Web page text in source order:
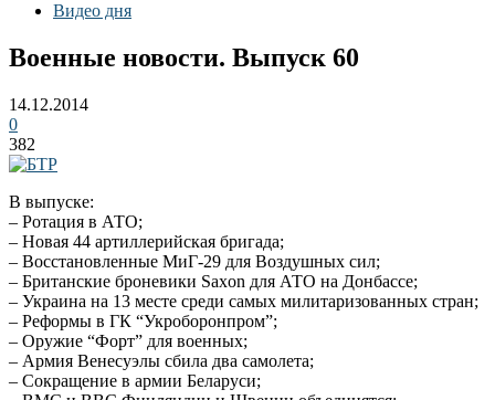
Видео дня
Военные новости. Выпуск 60
14.12.2014
0
382
В выпуске:
– Ротация в АТО;
– Новая 44 артиллерийская бригада;
– Восстановленные МиГ-29 для Воздушных сил;
– Британские броневики Saxon для АТО на Донбассе;
– Украина на 13 месте среди самых милитаризованных стран;
– Реформы в ГК “Укроборонпром”;
– Оружие “Форт” для военных;
– Армия Венесуэлы сбила два самолета;
– Сокращение в армии Беларуси;